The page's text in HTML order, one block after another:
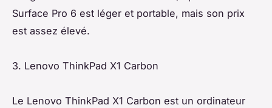
Surface Pro 6 est léger et portable, mais son prix
est assez élevé.
3. Lenovo ThinkPad X1 Carbon
Le Lenovo ThinkPad X1 Carbon est un ordinateur